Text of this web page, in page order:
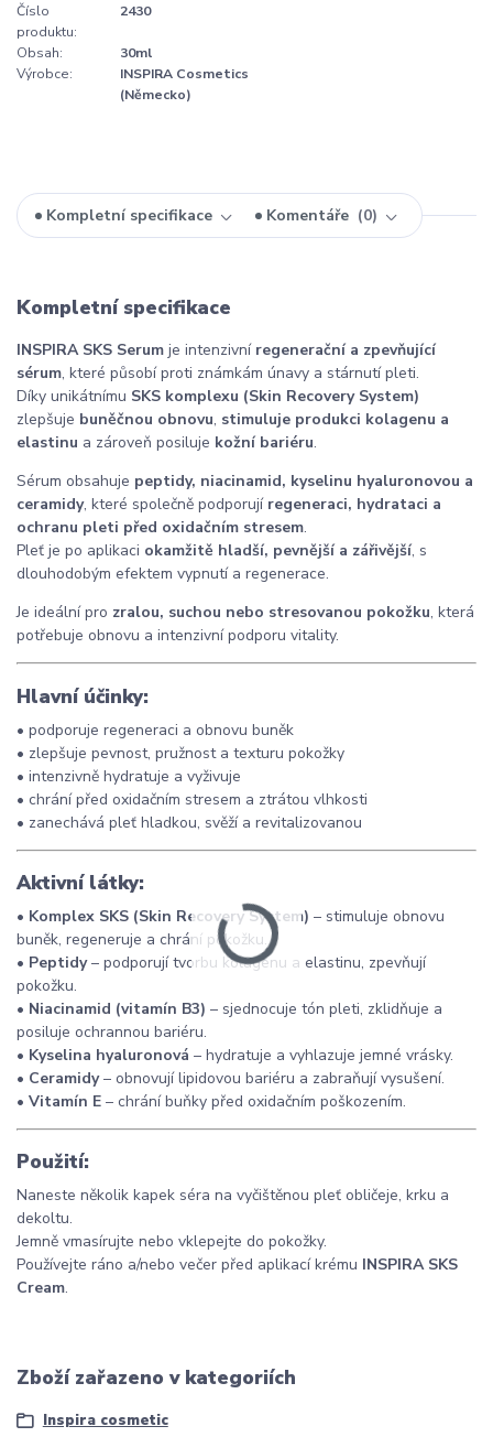
Číslo
produktu:
2430
Obsah:
30ml
Výrobce:
INSPIRA Cosmetics
(Německo)
Kompletní specifikace Komentáře 0
Kompletní specifikace
INSPIRA SKS Serum je intenzivní regenerační a zpevňující
sérum, které působí proti známkám únavy a stárnutí pleti.
Díky unikátnímu SKS komplexu (Skin Recovery System)
zlepšuje buněčnou obnovu, stimuluje produkci kolagenu a
elastinu a zároveň posiluje kožní bariéru.
Sérum obsahuje peptidy, niacinamid, kyselinu hyaluronovou a
ceramidy, které společně podporují regeneraci, hydrataci a
ochranu pleti před oxidačním stresem.
Pleť je po aplikaci okamžitě hladší, pevnější a zářivější, s
dlouhodobým efektem vypnutí a regenerace.
Je ideální pro zralou, suchou nebo stresovanou pokožku, která
potřebuje obnovu a intenzivní podporu vitality.
Hlavní účinky:
• podporuje regeneraci a obnovu buněk
• zlepšuje pevnost, pružnost a texturu pokožky
• intenzivně hydratuje a vyživuje
• chrání před oxidačním stresem a ztrátou vlhkosti
• zanechává pleť hladkou, svěží a revitalizovanou
Aktivní látky:
• Komplex SKS (Skin Recovery System) – stimuluje obnovu
buněk, regeneruje a chrání pokožku.
• Peptidy– podporují tvorbu kolagenu a elastinu, zpevňují
pokožku.
• Niacinamid (vitamín B3) – sjednocuje tón pleti, zklidňuje a
posiluje ochrannou bariéru.
• Kyselina hyaluronová – hydratuje a vyhlazuje jemné vrásky.
• Ceramidy– obnovují lipidovou bariéru a zabraňují vysušení.
• Vitamín E – chrání buňky před oxidačním poškozením.
Použití:
Naneste několik kapek séra na vyčištěnou pleť obličeje, krku a
dekoltu.
Jemně vmasírujte nebo vklepejte do pokožky.
Používejte ráno a/nebo večer před aplikací krému INSPIRA SKS
Cream.
Zboží zařazeno v kategoriích
Inspira cosmetic